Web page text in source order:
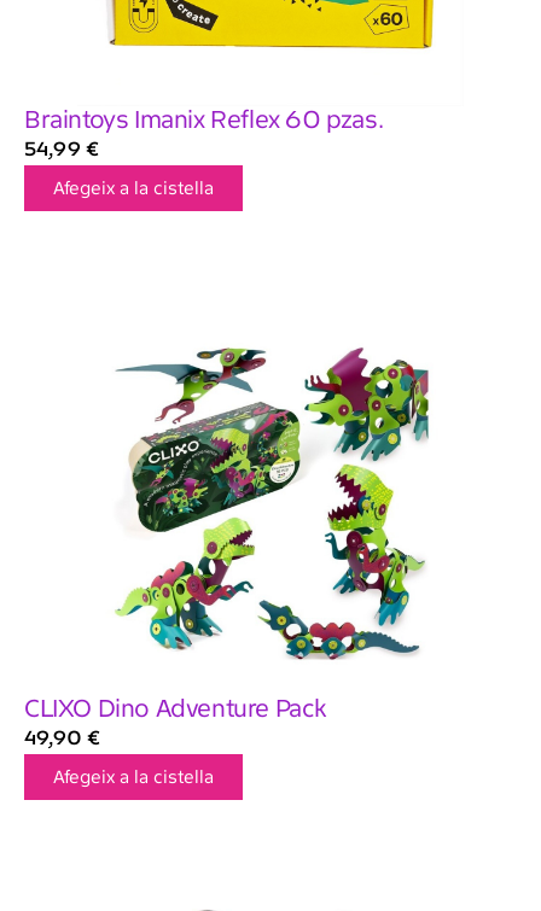
Braintoys Imanix Reflex 60 pzas.
54,99 €
Afegeix a la cistella
CLIXO Dino Adventure Pack
49,90 €
Afegeix a la cistella